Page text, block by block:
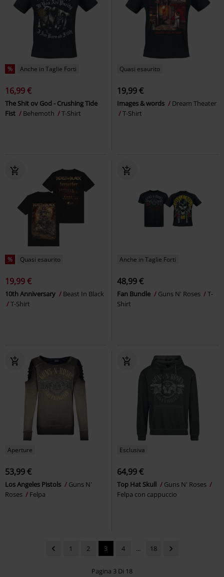
% Anche in Taglie Forti
16,99 €
The Shit ov God - Crushing Tide
Fist
Behemoth T-Shirt
Quasi esaurito
19,99 €
Images & words
Dream Theater
T-Shirt
% Quasi esaurito
19,99 €
10th Anniversary
Beast In Black
T-Shirt
Anche in Taglie Forti
48,99 €
Fan Bundle Guns N' Roses
T-
Shirt
Aperture
53,99 €
Los Angeles Pistols
Guns N'
Roses
Felpa
Esclusiva
64,99 €
Top Hat Skull
Guns N' Roses
Felpa con cappuccio
1 2 3 4 ... 18
Pagina 3 Di 18